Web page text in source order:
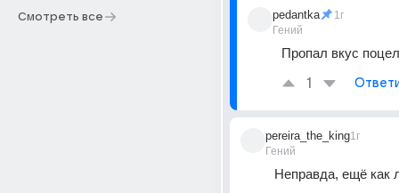
Смотреть все pedantka
Гений
1г
Пропал вкус
1
pereira_the_king
Гений
1г
Неправда, ещё как